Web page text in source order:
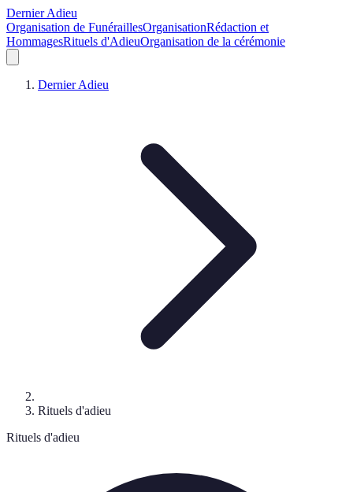
Dernier Adieu
Organisation de FunéraillesOrganisationRédaction et
HommagesRituels d'AdieuOrganisation de la cérémonie
Dernier Adieu
Rituels d'adieu
Rituels d'adieu